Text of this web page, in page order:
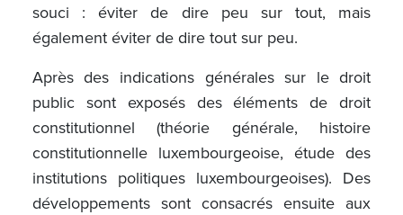
souci : éviter de dire peu sur tout, mais
également éviter de dire tout sur peu.
Après des indications générales sur le droit
public sont exposés des éléments de droit
constitutionnel (théorie générale, histoire
constitutionnelle luxembourgeoise, étude des
institutions politiques luxembourgeoises). Des
développements sont consacrés ensuite aux